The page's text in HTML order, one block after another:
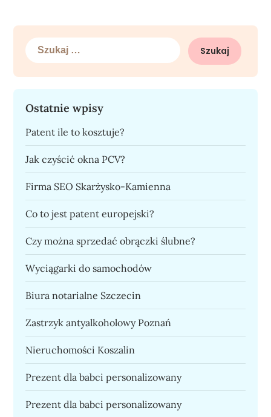
Szukaj:
Ostatnie wpisy
Patent ile to kosztuje?
Jak czyścić okna PCV?
Firma SEO Skarżysko-Kamienna
Co to jest patent europejski?
Czy można sprzedać obrączki ślubne?
Wyciągarki do samochodów
Biura notarialne Szczecin
Zastrzyk antyalkoholowy Poznań
Nieruchomości Koszalin
Prezent dla babci personalizowany
Prezent dla babci personalizowany